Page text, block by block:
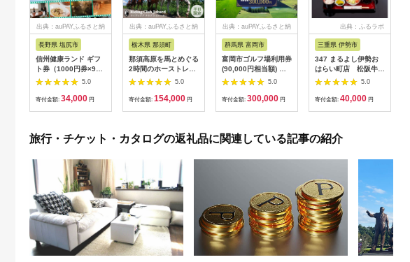
出典：auPAYふるさと納
長野県 塩尻市
信州健康ランド ギフ
ト券（1000円券×9
枚） | 信州健康ランド
サウナ 大浴場 ボディ
ケア リラクゼーショ
5.0
寄付金額: 34,000 円
出典：auPAYふるさと納
栃木県 那須町
那須高原を馬とめぐる
2時間のホーストレッ
キング 外乗ペア利用
券【平日限定】チケッ
ト 利用券 ペア 体験
5.0
寄付金額: 154,000 円
出典：auPAYふるさと納
群馬県 富岡市
富岡市ゴルフ場利用券
(90,000円相当額) ゴ
ルフ チケット 平日 土
日 祝日 プレー券 関東
群馬県 首都圏 F20E-
5.0
寄付金額: 300,000 円
出典：ふるラボ
三重県 伊勢市
347 まるよし伊勢お
はらい町店 松阪牛焼
肉御膳(150g) ペアお
5.0
寄付金額: 40,000 円
旅行・チケット・カタログの返礼品に関連している記事の紹介